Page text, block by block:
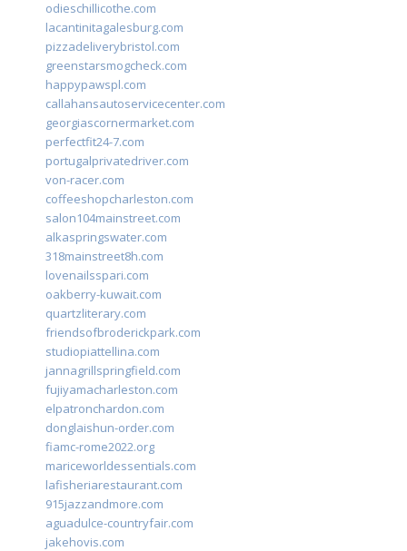
odieschillicothe.com
lacantinitagalesburg.com
pizzadeliverybristol.com
greenstarsmogcheck.com
happypawspl.com
callahansautoservicecenter.com
georgiascornermarket.com
perfectfit24-7.com
portugalprivatedriver.com
von-racer.com
coffeeshopcharleston.com
salon104mainstreet.com
alkaspringswater.com
318mainstreet8h.com
lovenailsspari.com
oakberry-kuwait.com
quartzliterary.com
friendsofbroderickpark.com
studiopiattellina.com
jannagrillspringfield.com
fujiyamacharleston.com
elpatronchardon.com
donglaishun-order.com
fiamc-rome2022.org
mariceworldessentials.com
lafisheriarestaurant.com
915jazzandmore.com
aguadulce-countryfair.com
jakehovis.com